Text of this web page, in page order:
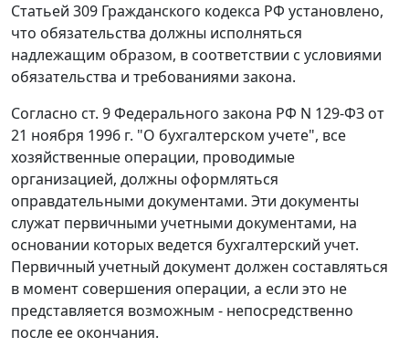
Статьей 309 Гражданского кодекса РФ установлено,
что обязательства должны исполняться
надлежащим образом, в соответствии с условиями
обязательства и требованиями закона.
Согласно ст. 9Федерального закона РФ N 129-ФЗ от
21 ноября 1996 г. "О бухгалтерском учете", все
хозяйственные операции, проводимые
организацией, должны оформляться
оправдательными документами. Эти документы
служат первичными учетными документами, на
основании которых ведется бухгалтерский учет.
Первичный учетный документ должен составляться
в момент совершения операции, а если это не
представляется возможным - непосредственно
после ее окончания.